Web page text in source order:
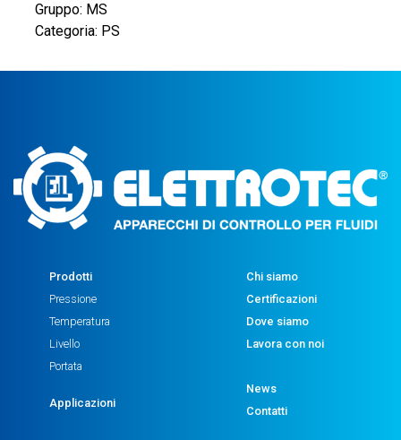
Gruppo: MS
Categoria: PS
Prodotti
Pressione
Temperatura
Livello
Portata
Applicazioni
Chi siamo
Certificazioni
Dove siamo
Lavora con noi
News
Contatti